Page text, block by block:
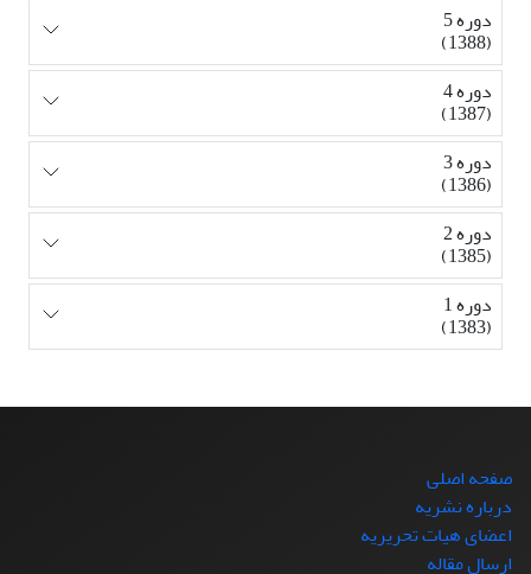
دوره 5
(1388)
دوره 4
(1387)
دوره 3
(1386)
دوره 2
(1385)
دوره 1
(1383)
صفحه اصلی
درباره نشریه
اعضای هیات تحریریه
ارسال مقاله